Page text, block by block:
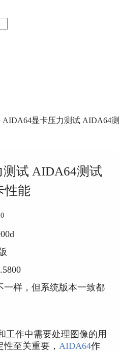
AIDA64显卡压力测试 AIDA64
试 AIDA64测试
性能
样，但系统版本一致都
工作中需要处理图像的用
至关重要， AIDA64作